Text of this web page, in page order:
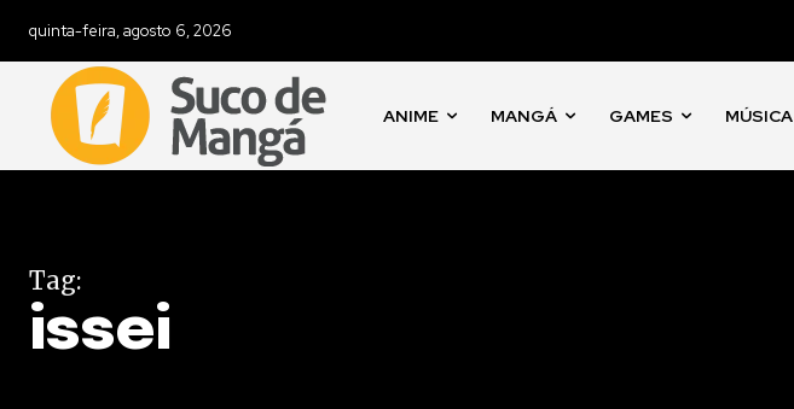
quinta-feira, agosto 6, 2026
ANIME MANGÁ GAMES MÚSICA
Tag:
issei